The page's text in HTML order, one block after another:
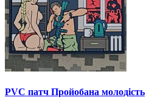
PVC патч Пройобана молодість